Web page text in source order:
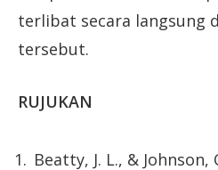
terlibat secara langsung
tersebut.
RUJUKAN
Beatty, J. L., & Johnson,